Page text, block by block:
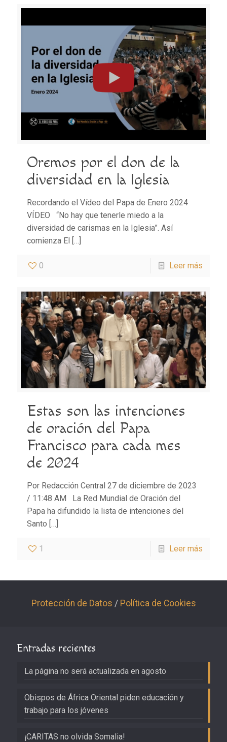
Oremos por el don de la
diversidad en la Iglesia
Recordando el Vídeo del Papa de Enero 2024
VÍDEO “No hay que tenerle miedo a la
diversidad de carismas en la Iglesia”. Así
comienza El […]
0 Leer más
Estas son las intenciones
de oración del Papa
Francisco para cada mes
de 2024
Por Redacción Central 27 de diciembre de 2023
/ 11:48 AM La Red Mundial de Oración del
Papa ha difundido la lista de intenciones del
Santo […]
1 Leer más
Protección de Datos / Política de Cookies
Entradas recientes
La página no será actualizada en agosto
Obispos de África Oriental piden educación y
trabajo para los jóvenes
¡CARITAS no olvida Somalia!